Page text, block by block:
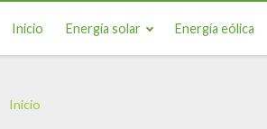
Inicio Energía solar Energía eólica
Inicio